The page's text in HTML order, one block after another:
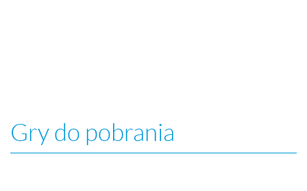
Gry do pobrania